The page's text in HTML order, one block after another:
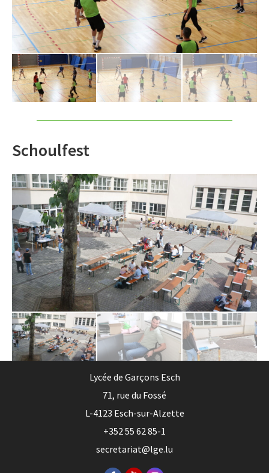
Schoulfest
Lycée de Garçons Esch
71, rue du Fossé
L-4123 Esch-sur-Alzette
+352 55 62 85-1
secretariat@lge.lu